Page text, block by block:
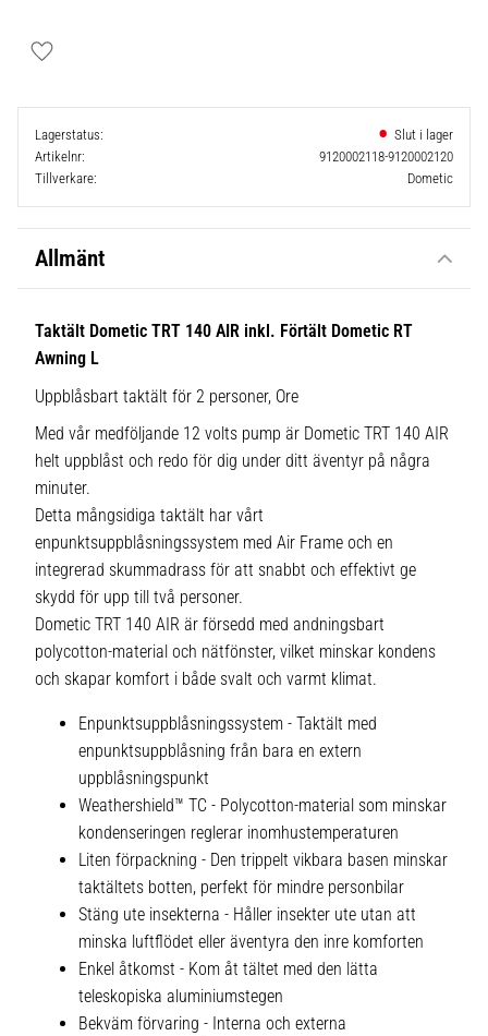
Lägg till i favoriter
Lagerstatus
Artikelnr
9120002118-9120002120
Tillverkare
Dometic
Allmänt
Taktält Dometic TRT 140 AIR inkl. Förtält Dometic RT
Awning L
Uppblåsbart taktält för 2 personer, Ore
Med vår medföljande 12 volts pump är Dometic TRT 140 AIR
helt uppblåst och redo för dig under ditt äventyr på några
minuter.
Detta mångsidiga taktält har vårt
enpunktsuppblåsningssystem med Air Frame och en
integrerad skummadrass för att snabbt och effektivt ge
skydd för upp till två personer.
Dometic TRT 140 AIR är försedd med andningsbart
polycotton-material och nätfönster, vilket minskar kondens
och skapar komfort i både svalt och varmt klimat.
Enpunktsuppblåsningssystem - Taktält med
enpunktsuppblåsning från bara en extern
uppblåsningspunkt
Weathershield™ TC - Polycotton-material som minskar
kondenseringen reglerar inomhustemperaturen
Liten förpackning - Den trippelt vikbara basen minskar
taktältets botten, perfekt för mindre personbilar
Stäng ute insekterna - Håller insekter ute utan att
minska luftflödet eller äventyra den inre komforten
Enkel åtkomst - Kom åt tältet med den lätta
teleskopiska aluminiumstegen
Bekväm förvaring - Interna och externa